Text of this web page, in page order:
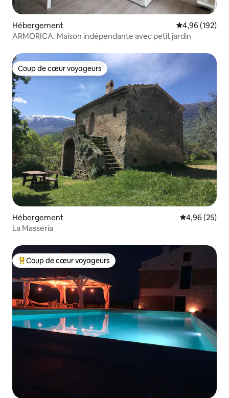
Hébergement Évaluation
4,96 (192)
ARMORICA. Maison indépendante avec petit jardin
Coup de cœur voyageurs
Coup de cœur voyageurs
Hébergement Évaluation
4,96 (25)
La Masseria
Coups de cœur voyageurs les plus appréciés
Coup de cœur voyageurs